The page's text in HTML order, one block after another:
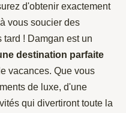
d'obtenir exactement
vous soucier des
! Damgan est un
destination parfaite
vacances. Que vous
de luxe, d'une
qui divertiront toute la